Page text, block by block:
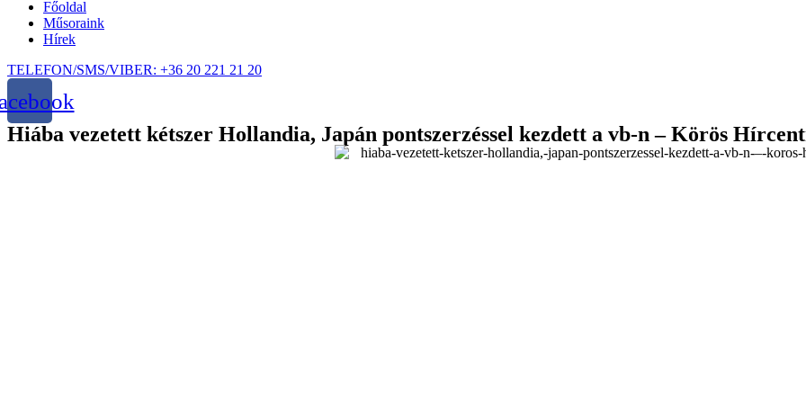
Főoldal
Műsoraink
Hírek
TELEFON/SMS/VIBER: +36 20 221 21 20
Hiába vezetett kétszer Hollandia, Japán pontszerzéssel kezdett a vb-n – Körös